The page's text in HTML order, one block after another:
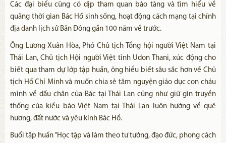
Các đại biểu cũng có dịp tham quan bảo tàng và tìm hiểu về
quãng thời gian Bác Hồ sinh sống, hoạt động cách mạng tại chính
địa danh lịch sử Bản Đông gần 100 năm về trước.
Ông Lương Xuân Hòa, Phó Chủ tịch Tổng hội người Việt Nam tại
Thái Lan, Chủ tịch Hội người Việt tỉnh Udon Thani, xúc động cho
biết qua tham dự lớp tập huấn, ông hiểu biết sâu sắc hơn về Chủ
tịch Hồ Chí Minh và muốn chia sẻ tâm nguyện giáo dục con cháu
mình về dấu chân của Bác tại Thái Lan cũng như giữ gìn truyền
thống của kiều bào Việt Nam tại Thái Lan luôn hướng về quê
hương, đất nước và yêu kính Bác Hồ.
Buổi tập huấn “Học tập và làm theo tư tưởng, đạo đức, phong cách